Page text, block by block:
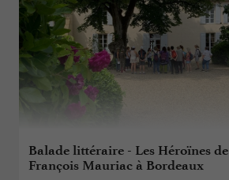
Balade littéraire - Les Héroïnes de
François Mauriac à Bordeaux